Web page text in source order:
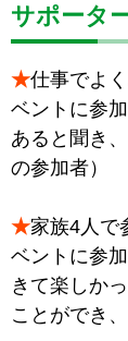
サポータ
★仕事でよ
ベントに参
あると聞き
の参加者）
★家族4人で
ベントに参
きて楽しか
ことができ